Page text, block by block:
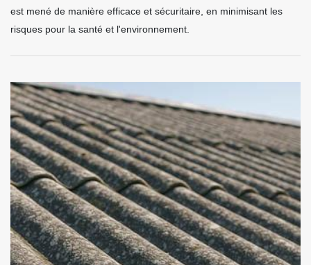
est mené de manière efficace et sécuritaire, en minimisant les
risques pour la santé et l'environnement.